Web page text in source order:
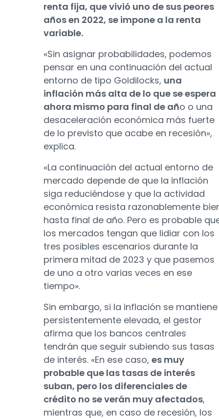
renta fija, que vivió uno de sus peores
años en 2022, se impone a la renta
variable.
«Sin asignar probabilidades, podemos
pensar en una continuación del actual
entorno de tipo Goldilocks, una
inflación más alta de lo que se espera
ahora mismo para final de año o una
desaceleración económica más fuerte
de lo previsto que acabe en recesión»,
explica.
«La continuación del actual entorno de
mercado depende de que la inflación
siga reduciéndose y que la actividad
económica resista razonablemente
hasta final de año. Pero es probable
los mercados tengan que lidiar con los
tres posibles escenarios durante la
primera mitad de 2023 y que pasemos
de uno a otro varias veces en ese
tiempo».
Sin embargo, si la inflación se mantiene
persistentemente elevada, el gestor
afirma que los bancos centrales
tendrán que seguir subiendo sus tasas
de interés. «En ese caso, es muy
probable que las tasas de interés
suban, pero los diferenciales de
crédito no se verán muy afectados,
mientras que, en caso de recesión, los